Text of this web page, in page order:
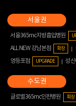
서울365mc지방흡입병원
ALL NEW 강남본점 확장
영등포점
UPGRADE 성
글로벌365mc인천병원 확장